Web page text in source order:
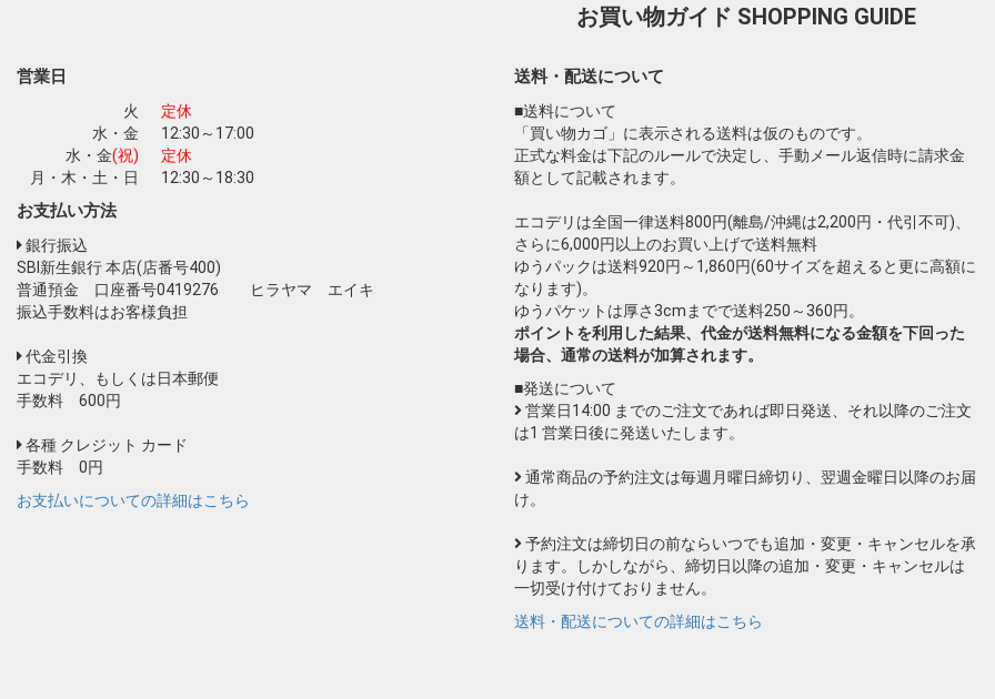
お買い物ガイド SHOPPING GUIDE
営業日
火
定休
水・金
12:30～17:00
水・金(祝)
定休
月・木・土・日
12:30～18:30
お支払い方法
銀行振込
SBI新生銀行 本店(店番号400)
普通預金 口座番号0419276 ヒラヤマ エイキ
振込手数料はお客様負担
代金引換
エコデリ、もしくは日本郵便
手数料 600円
各種 クレジット カード
手数料 0円
お支払いについての詳細はこちら
送料・配送について
■送料について
「買い物カゴ」に表示される送料は仮のものです。
正式な料金は下記のルールで決定し、手動メール返信時に請求金
額として記載されます。
エコデリは全国一律送料800円(離島/沖縄は2,200円・代引不可)、
さらに6,000円以上のお買い上げで送料無料
ゆうパックは送料920円～1,860円(60サイズを超えると更に高額に
なります)。
ゆうパケットは厚さ3cmまでで送料250～360円。
ポイントを利用した結果、代金が送料無料になる金額を下回った
場合、通常の送料が加算されます。
■発送について
営業日14:00 までのご注文であれば即日発送、それ以降のご注文
は1 営業日後に発送いたします。
通常商品の予約注文は毎週月曜日締切り、翌週金曜日以降のお届
け。
予約注文は締切日の前ならいつでも追加・変更・キャンセルを承
ります。しかしながら、締切日以降の追加・変更・キャンセルは
一切受け付けておりません。
送料・配送についての詳細はこちら